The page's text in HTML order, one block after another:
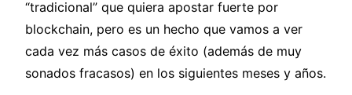
“tradicional” que quiera apostar fuerte por
blockchain, pero es un hecho que vamos a ver
cada vez más casos de éxito (además de muy
sonados fracasos) en los siguientes meses y años.